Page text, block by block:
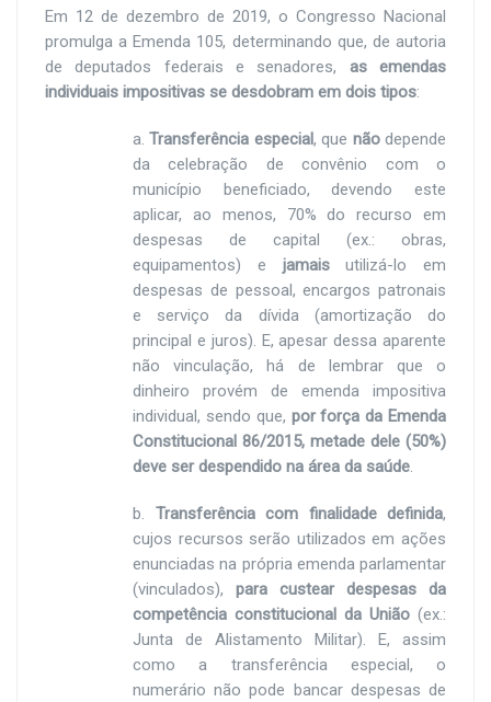
Em 12 de dezembro de 2019, o Congresso Nacional
promulga a Emenda 105, determinando que, de autoria
de deputados federais e senadores, as emendas
individuais impositivas se desdobram em dois tipos:
a.Transferência especial, que nãodepende
da celebração de convênio com o
município beneficiado, devendo este
aplicar, ao menos, 70% do recurso em
despesas de capital (ex.: obras,
equipamentos) e jamaisutilizá-lo em
despesas de pessoal, encargos patronais
e serviço da dívida (amortização do
principal e juros). E, apesar dessa aparente
não vinculação, há de lembrar que o
dinheiro provém de emenda impositiva
individual, sendo que, por força da Emenda
Constitucional 86/2015, metade dele (50%)
deve ser despendido na área da saúde.
b. Transferência com finalidade definida,
cujos recursos serão utilizados em ações
enunciadas na própria emenda parlamentar
(vinculados), para custear despesas da
competência constitucional da União (ex.:
Junta de Alistamento Militar). E, assim
como a transferência especial, o
numerário não pode bancar despesas de